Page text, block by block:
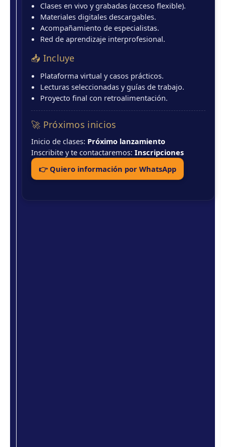
Clases en vivo y grabadas (acceso flexible).
Materiales digitales descargables.
Acompañamiento de especialistas.
Red de aprendizaje interprofesional.
📥 Incluye
Plataforma virtual y casos prácticos.
Lecturas seleccionadas y guías de trabajo.
Proyecto final con retroalimentación.
🚀 Próximos inicios
Inicio de clases: Próximo lanzamiento
Inscribite y te contactaremos: Inscripciones
👉 Quiero información por WhatsApp